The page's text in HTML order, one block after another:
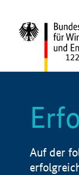
122
Auf der